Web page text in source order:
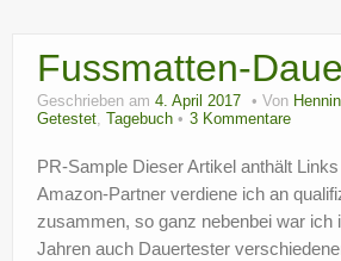
Freizeit
Wohnmobil-Technik
?
Fussmatten-
Geschrieben am 4. April 2017 Von
Getestet, Tagebuch 3 Kommentare
PR-Sample Dieser Artikel anthält
Amazon-Partner verdiene ich an
zusammen, so ganz nebenbei war ich
Jahren auch Dauertester